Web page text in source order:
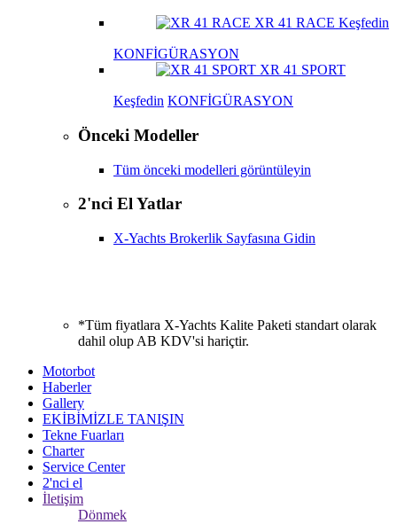
XR 41 RACE Keşfedin
KONFİGÜRASYON
XR 41 SPORT
Keşfedin KONFİGÜRASYON
Önceki Modeller
Tüm önceki modelleri görüntüleyin
2'nci El Yatlar
X-Yachts Brokerlik Sayfasına Gidin
*Tüm fiyatlara X-Yachts Kalite Paketi standart olarak
dahil olup AB KDV'si hariçtir.
Motorbot
Haberler
Gallery
EKİBİMİZLE TANIŞIN
Tekne Fuarları
Charter
Service Center
2'nci el
İletişim
Dönmek